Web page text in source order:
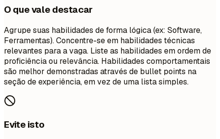
O que vale destacar
Agrupe suas habilidades de forma lógica (ex: Software,
Ferramentas). Concentre-se em habilidades técnicas
relevantes para a vaga. Liste as habilidades em ordem de
proficiência ou relevância. Habilidades comportamentais
são melhor demonstradas através de bullet points na
seção de experiência, em vez de uma lista simples.
Evite isto